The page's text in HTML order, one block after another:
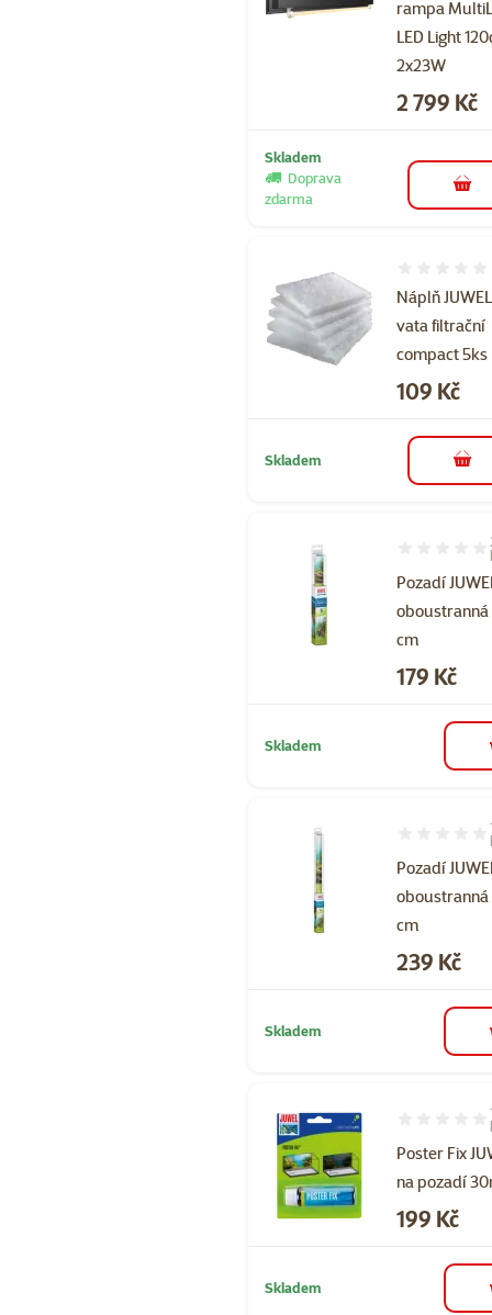
rampa
LED Light
2x23W
Cena
2 799 Kč
Skladem
Doprava
zdarma
do
Náplň JUWEL
vata filtrační
compact 5ks
Cena
109 Kč
Skladem do
Pozadí
oboustranná
cm
Hodnocení
Cena
179 Kč
Skladem
Pozadí
oboustranná
cm
Hodnocení
Cena
239 Kč
Skladem
Poster Fix
na pozadí
Hodnocení
Cena
199 Kč
Skladem